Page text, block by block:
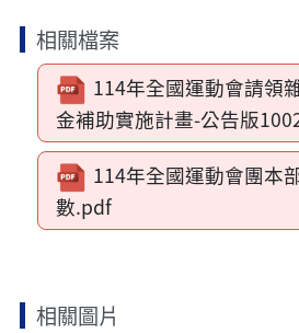
相關檔案
114年全國運動會請領
金補助實施計畫-公告版
114年全國運動會團本
數.pdf
相關圖片